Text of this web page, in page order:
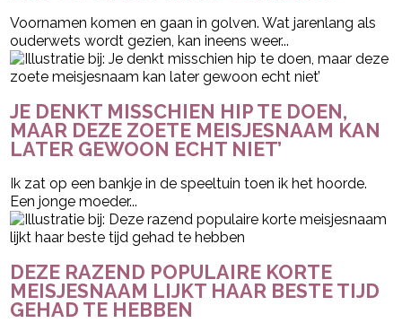
Voornamen komen en gaan in golven. Wat jarenlang als
ouderwets wordt gezien, kan ineens weer...
JE DENKT MISSCHIEN HIP TE DOEN,
MAAR DEZE ZOETE MEISJESNAAM KAN
LATER GEWOON ECHT NIET’
Ik zat op een bankje in de speeltuin toen ik het hoorde.
Een jonge moeder...
DEZE RAZEND POPULAIRE KORTE
MEISJESNAAM LIJKT HAAR BESTE TIJD
GEHAD TE HEBBEN